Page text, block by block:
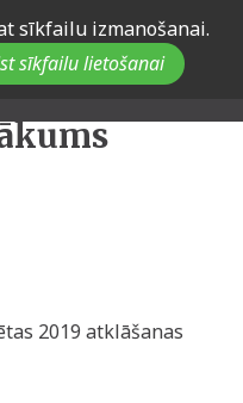
sīkfailu izmanošanai.
sīkfailu lietošanai
2019 atklāšanas